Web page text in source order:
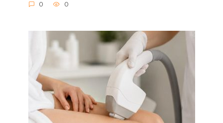
0 0